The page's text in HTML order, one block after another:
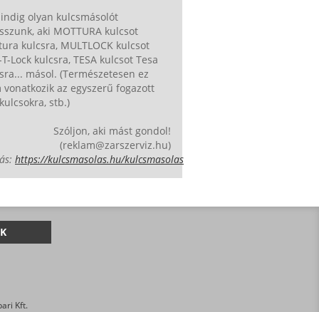
olyan kulcsmásolót
aki MOTTURA kulcsot
kulcsra, MULTLOCK kulcsot
Lock kulcsra, TESA kulcsot Tesa
másol. (Természetesen ez
vonatkozik az egyszerű fogazott
stb.)
Szóljon, aki mást gondol!
(reklam@zarszerviz.hu)
https://kulcsmasolas.hu/kulcsmasolas
Kft.